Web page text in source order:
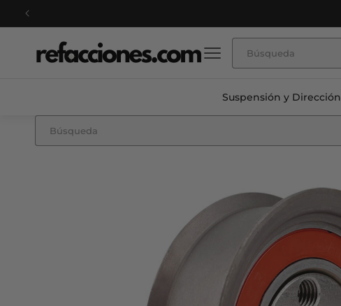
directamente
al contenido
Suspensión y Dirección